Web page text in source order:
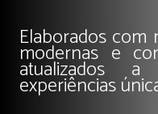
Elaborados com
modernas e
atualizados
experiências